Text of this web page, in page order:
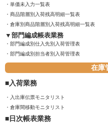
単価未入力一覧表
商品階層別入荷残高明細一覧表
倉庫別商品階層別入荷残高明細一覧表
部門編成帳表業務
部門編成別仕入先別入荷管理表
部門編成別担当者別入荷管理表
在庫
入荷業務
入出庫伝票モニタリスト
倉庫間移動モニタリスト
日次帳表業務